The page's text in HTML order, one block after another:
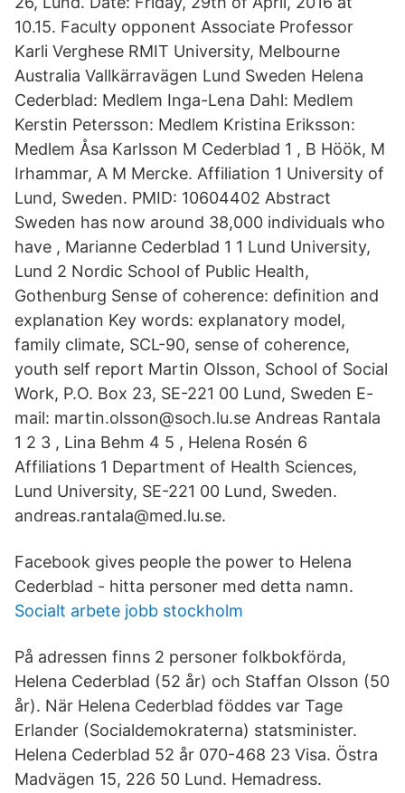
10.15. Faculty opponent Associate Professor
Karli Verghese RMIT University, Melbourne
Australia Vallkärravägen Lund Sweden Helena
Cederblad: Medlem Inga-Lena Dahl: Medlem
Kerstin Petersson: Medlem Kristina Eriksson:
Medlem Åsa Karlsson M Cederblad 1 , B Höök, M
Irhammar, A M Mercke. Affiliation 1 University of
Lund, Sweden. PMID: 10604402 Abstract
Sweden has now around 38,000 individuals who
have , Marianne Cederblad 1 1 Lund University,
Lund 2 Nordic School of Public Health,
Gothenburg Sense of coherence: deﬁnition and
explanation Key words: explanatory model,
family climate, SCL-90, sense of coherence,
youth self report Martin Olsson, School of Social
Work, P.O. Box 23, SE-221 00 Lund, Sweden E-
mail: martin.olsson@soch.lu.se Andreas Rantala
1 2 3 , Lina Behm 4 5 , Helena Rosén 6
Affiliations 1 Department of Health Sciences,
Lund University, SE-221 00 Lund, Sweden.
andreas.rantala@med.lu.se.
Facebook gives people the power to Helena
Cederblad - hitta personer med detta namn.
Socialt arbete jobb stockholm
På adressen finns 2 personer folkbokförda,
Helena Cederblad (52 år) och Staffan Olsson (50
år). När Helena Cederblad föddes var Tage
Erlander (Socialdemokraterna) statsminister.
Helena Cederblad 52 år 070-468 23 Visa. Östra
Madvägen 15, 226 50 Lund. Hemadress.